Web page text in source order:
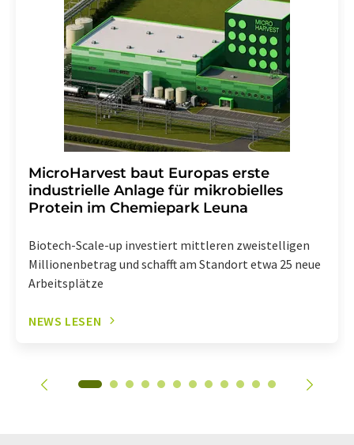
widerruf@lumitos.commit Wirkung für die Zukunft
widerrufen. Zudem ist in jeder E-Mail ein Link zur
Abbestellung des entsprechenden Newsletters
enthalten.
MicroHarvest baut Europas erste
industrielle Anlage für mikrobielles
Protein im Chemiepark Leuna
Biotech-Scale-up investiert mittleren zweistelligen
Millionenbetrag und schafft am Standort etwa 25 neue
Arbeitsplätze
NEWS LESEN